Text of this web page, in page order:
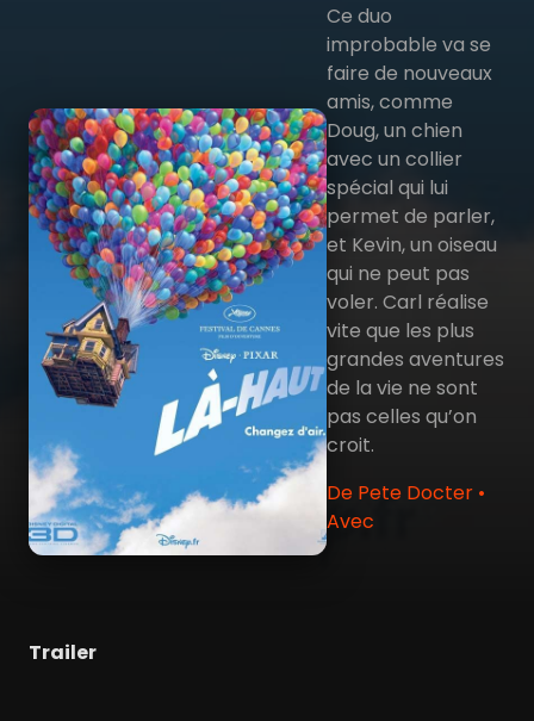
Ce duo
improbable va se
faire de nouveaux
amis, comme
Doug, un chien
avec un collier
spécial qui lui
permet de parler,
et Kevin, un oiseau
qui ne peut pas
voler. Carl réalise
vite que les plus
grandes aventures
de la vie ne sont
pas celles qu’on
croit.
De Pete Docter •
Avec
Trailer